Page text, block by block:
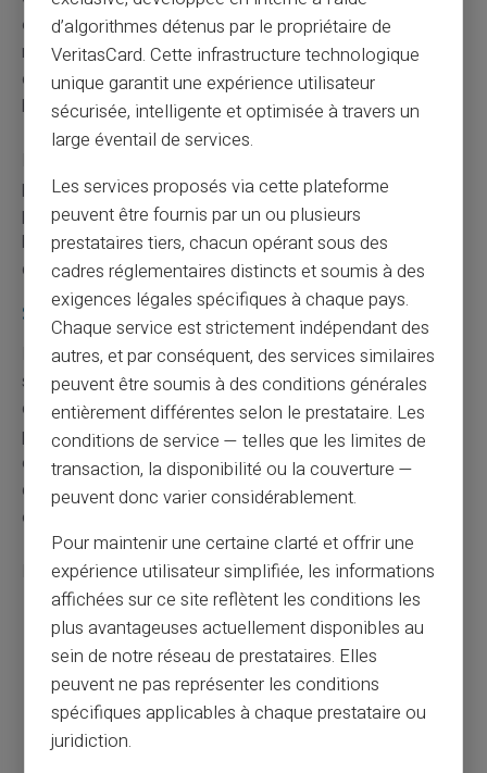
opportunités d'interception et de détournement. Les
réseaux Wi-Fi publics non sécurisés constituent des
cibles privilégiées pour l'interception de données
bancaires.
pour faire un test technique ni un test de virement. Ces
procédures n'existent pas dans le fonctionnement
bancaire normal et constituent toujours des tentatives
de fraude.
Stratégies de protection et bonnes pratiques
protection contre les fraudes bancairesrepose
sur plusieurs piliers fondamentaux. La sensibilisation
constitue la clé principale pour éviter les pièges tendus
par les escrocs. Une formation régulière des particuliers
et professionnels sur les nouvelles techniques permet
de maintenir un niveau de vigilance adapté aux
évolutions constantes.
Les mesures préventives essentielles incluent :
Ne jamais divulguer d'informations sensibles par e-
mail ou téléphone
Vérifier systématiquement les bénéficiaires et RIB
avant tout virement
Utiliser des solutions d'authentification forte
d’algorithmes détenus par le propriétaire de
VeritasCard. Cette infrastructure technologique
unique garantit une expérience utilisateur
sécurisée, intelligente et optimisée à travers un
large éventail de services.
Les services proposés via cette plateforme
peuvent être fournis par un ou plusieurs
prestataires tiers, chacun opérant sous des
cadres réglementaires distincts et soumis à des
exigences légales spécifiques à chaque pays.
Chaque service est strictement indépendant des
autres, et par conséquent, des services similaires
peuvent être soumis à des conditions générales
entièrement différentes selon le prestataire. Les
conditions de service — telles que les limites de
transaction, la disponibilité ou la couverture —
peuvent donc varier considérablement.
Pour maintenir une certaine clarté et offrir une
expérience utilisateur simplifiée, les informations
affichées sur ce site reflètent les conditions les
plus avantageuses actuellement disponibles au
sein de notre réseau de prestataires. Elles
peuvent ne pas représenter les conditions
spécifiques applicables à chaque prestataire ou
juridiction.